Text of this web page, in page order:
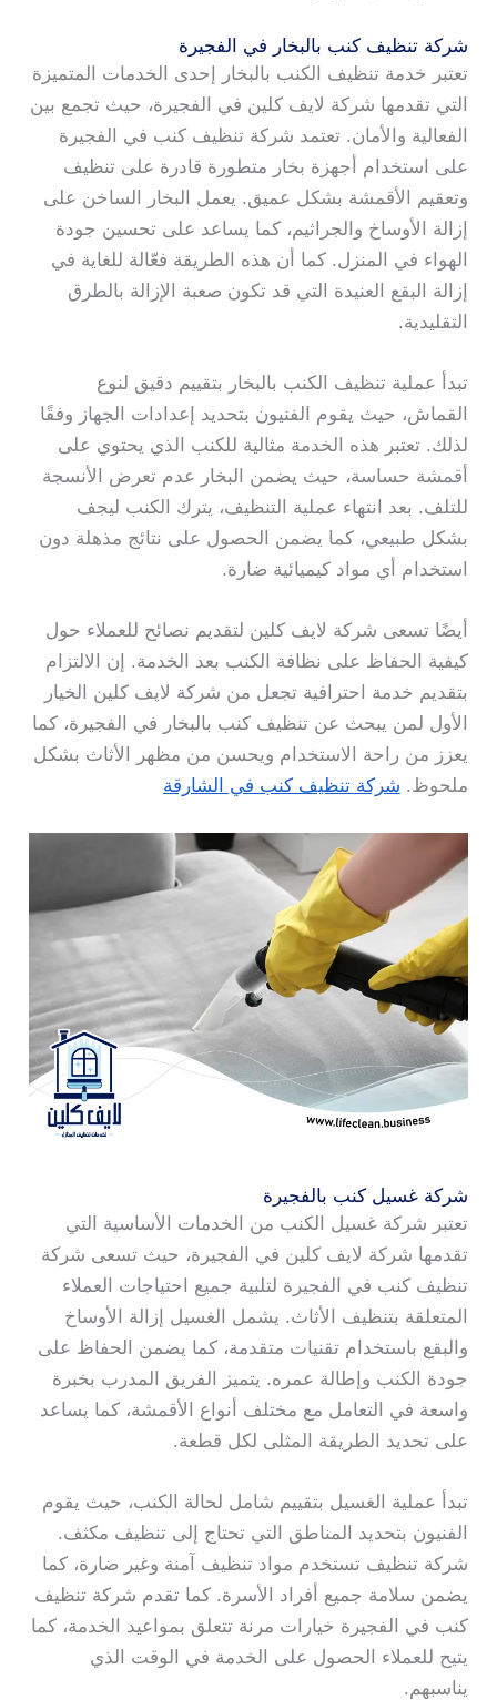
شركة تنظيف كنب بالبخار في الفجيرة
تعتبر خدمة تنظيف الكنب بالبخار إحدى الخدمات المتميزة
التي تقدمها شركة لايف كلين في الفجيرة، حيث تجمع بين
الفعالية والأمان. تعتمد شركة تنظيف كنب في الفجيرة
على استخدام أجهزة بخار متطورة قادرة على تنظيف
وتعقيم الأقمشة بشكل عميق. يعمل البخار الساخن على
إزالة الأوساخ والجراثيم، كما يساعد على تحسين جودة
الهواء في المنزل. كما أن هذه الطريقة فعّالة للغاية في
إزالة البقع العنيدة التي قد تكون صعبة الإزالة بالطرق
التقليدية.
تبدأ عملية تنظيف الكنب بالبخار بتقييم دقيق لنوع
القماش، حيث يقوم الفنيون بتحديد إعدادات الجهاز وفقًا
لذلك. تعتبر هذه الخدمة مثالية للكنب الذي يحتوي على
أقمشة حساسة، حيث يضمن البخار عدم تعرض الأنسجة
للتلف. بعد انتهاء عملية التنظيف، يترك الكنب ليجف
بشكل طبيعي، كما يضمن الحصول على نتائج مذهلة دون
استخدام أي مواد كيميائية ضارة.
أيضًا تسعى شركة لايف كلين لتقديم نصائح للعملاء حول
كيفية الحفاظ على نظافة الكنب بعد الخدمة. إن الالتزام
بتقديم خدمة احترافية تجعل من شركة لايف كلين الخيار
الأول لمن يبحث عن تنظيف كنب بالبخار في الفجيرة، كما
يعزز من راحة الاستخدام ويحسن من مظهر الأثاث بشكل
ملحوظ. شركة تنظيف كنب في الشارقة
شركة غسيل كنب بالفجيرة
تعتبر شركة غسيل الكنب من الخدمات الأساسية التي
تقدمها شركة لايف كلين في الفجيرة، حيث تسعى شركة
تنظيف كنب في الفجيرة لتلبية جميع احتياجات العملاء
المتعلقة بتنظيف الأثاث. يشمل الغسيل إزالة الأوساخ
والبقع باستخدام تقنيات متقدمة، كما يضمن الحفاظ على
جودة الكنب وإطالة عمره. يتميز الفريق المدرب بخبرة
واسعة في التعامل مع مختلف أنواع الأقمشة، كما يساعد
على تحديد الطريقة المثلى لكل قطعة.
تبدأ عملية الغسيل بتقييم شامل لحالة الكنب، حيث يقوم
الفنيون بتحديد المناطق التي تحتاج إلى تنظيف مكثف.
شركة تنظيف تستخدم مواد تنظيف آمنة وغير ضارة، كما
يضمن سلامة جميع أفراد الأسرة. كما تقدم شركة تنظيف
كنب في الفجيرة خيارات مرنة تتعلق بمواعيد الخدمة، كما
يتيح للعملاء الحصول على الخدمة في الوقت الذي
يناسبهم.